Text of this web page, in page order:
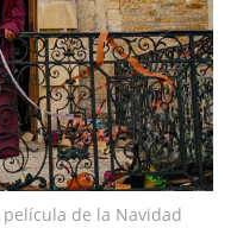
de la Navidad